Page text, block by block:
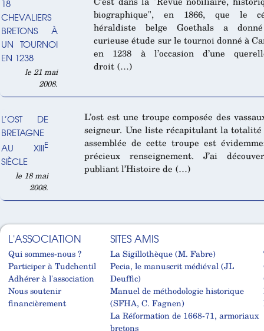
18
CHEVALIERS
BRETONS À
UN TOURNOI
EN 1238
le 21 mai
2008.
biographique", en 1866, que le
héraldiste belge Goethals a
curieuse étude sur le tournoi donné à
en 1238 à l’occasion d’une
droit (…)
L’OST DE
BRETAGNE
AU XIIIE
SIÈCLE
le 18 mai
2008.
L’ost est une troupe composée des
seigneur. Une liste récapitulant la totalité
assemblée de cette troupe est
précieux renseignement. J’ai
publiant l’Histoire de (…)
L'ASSOCIATION
Qui sommes-nous ?
Participer à Tudchentil
Adhérer à l'association
Nous soutenir
financièrement
SITES AMIS
La Sigillothèque (M. Fabre)
Pecia, le manuscrit médiéval (JL
Deuffic)
Manuel de méthodologie historique
(SFHA, C. Fagnen)
La Réformation de 1668-71, armoriaux
bretons